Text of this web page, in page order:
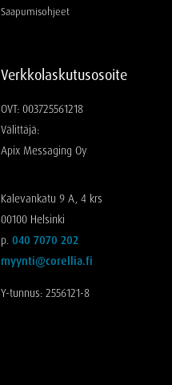
Saapumisohjeet
Verkkolaskutusosoite
OVT: 003725561218
Välittäjä:
Apix Messaging Oy
Kalevankatu 9 A, 4 krs
00100 Helsinki
p. 040 7070 202
myynti@corellia.fi
Y-tunnus: 2556121-8